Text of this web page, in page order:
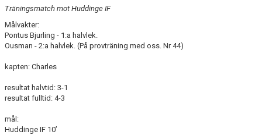
Träningsmatch mot Huddinge IF
Målvakter:
Pontus Bjurling - 1:a halvlek.
Ousman - 2:a halvlek. (På provträning med oss. Nr 44)
kapten: Charles
resultat halvtid: 3-1
resultat fulltid: 4-3
mål:
Huddinge IF 10’